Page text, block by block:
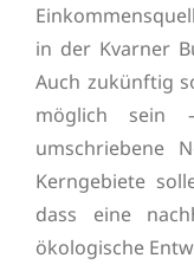
in der Kvarner
Auch zukünftig
möglich sein
umschriebene
Kerngebiete
dass eine
ökologische